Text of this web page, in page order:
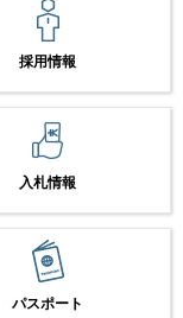
採用情報
入札情報
パスポート